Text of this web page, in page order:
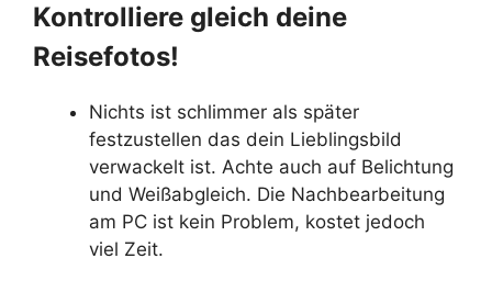
Kontrolliere gleich deine
Reisefotos!
Nichts ist schlimmer als später
festzustellen das dein Lieblingsbild
verwackelt ist. Achte auch auf Belichtung
und Weißabgleich. Die Nachbearbeitung
am PC ist kein Problem, kostet jedoch
viel Zeit.